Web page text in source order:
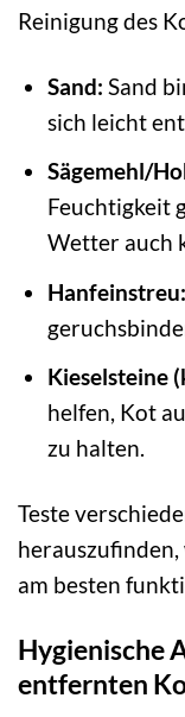
Reinigung des
Sand: Sand
sich leicht
Sägemehl/
Feuchtigkeit
Wetter auch
Hanfeinstreu:
Kieselsteine
helfen, Kot
zu halten.
Teste
am besten
Hygienische
entfernten